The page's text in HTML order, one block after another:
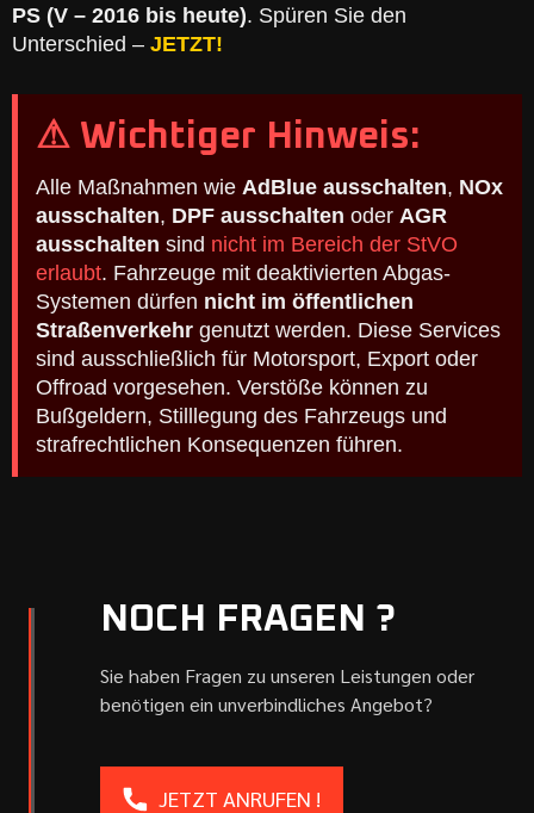
PS (V – 2016 bis heute). Spüren Sie den
Unterschied – JETZT!
⚠ Wichtiger Hinweis:
Alle Maßnahmen wie AdBlue ausschalten, NOx
ausschalten, DPF ausschalten oder AGR
ausschalten sind nicht im Bereich der StVO
erlaubt. Fahrzeuge mit deaktivierten Abgas-
Systemen dürfen nicht im öffentlichen
Straßenverkehr genutzt werden. Diese Services
sind ausschließlich für Motorsport, Export oder
Offroad vorgesehen. Verstöße können zu
Bußgeldern, Stilllegung des Fahrzeugs und
strafrechtlichen Konsequenzen führen.
NOCH FRAGEN ?
Sie haben Fragen zu unseren Leistungen oder
benötigen ein unverbindliches Angebot?
JETZT ANRUFEN !